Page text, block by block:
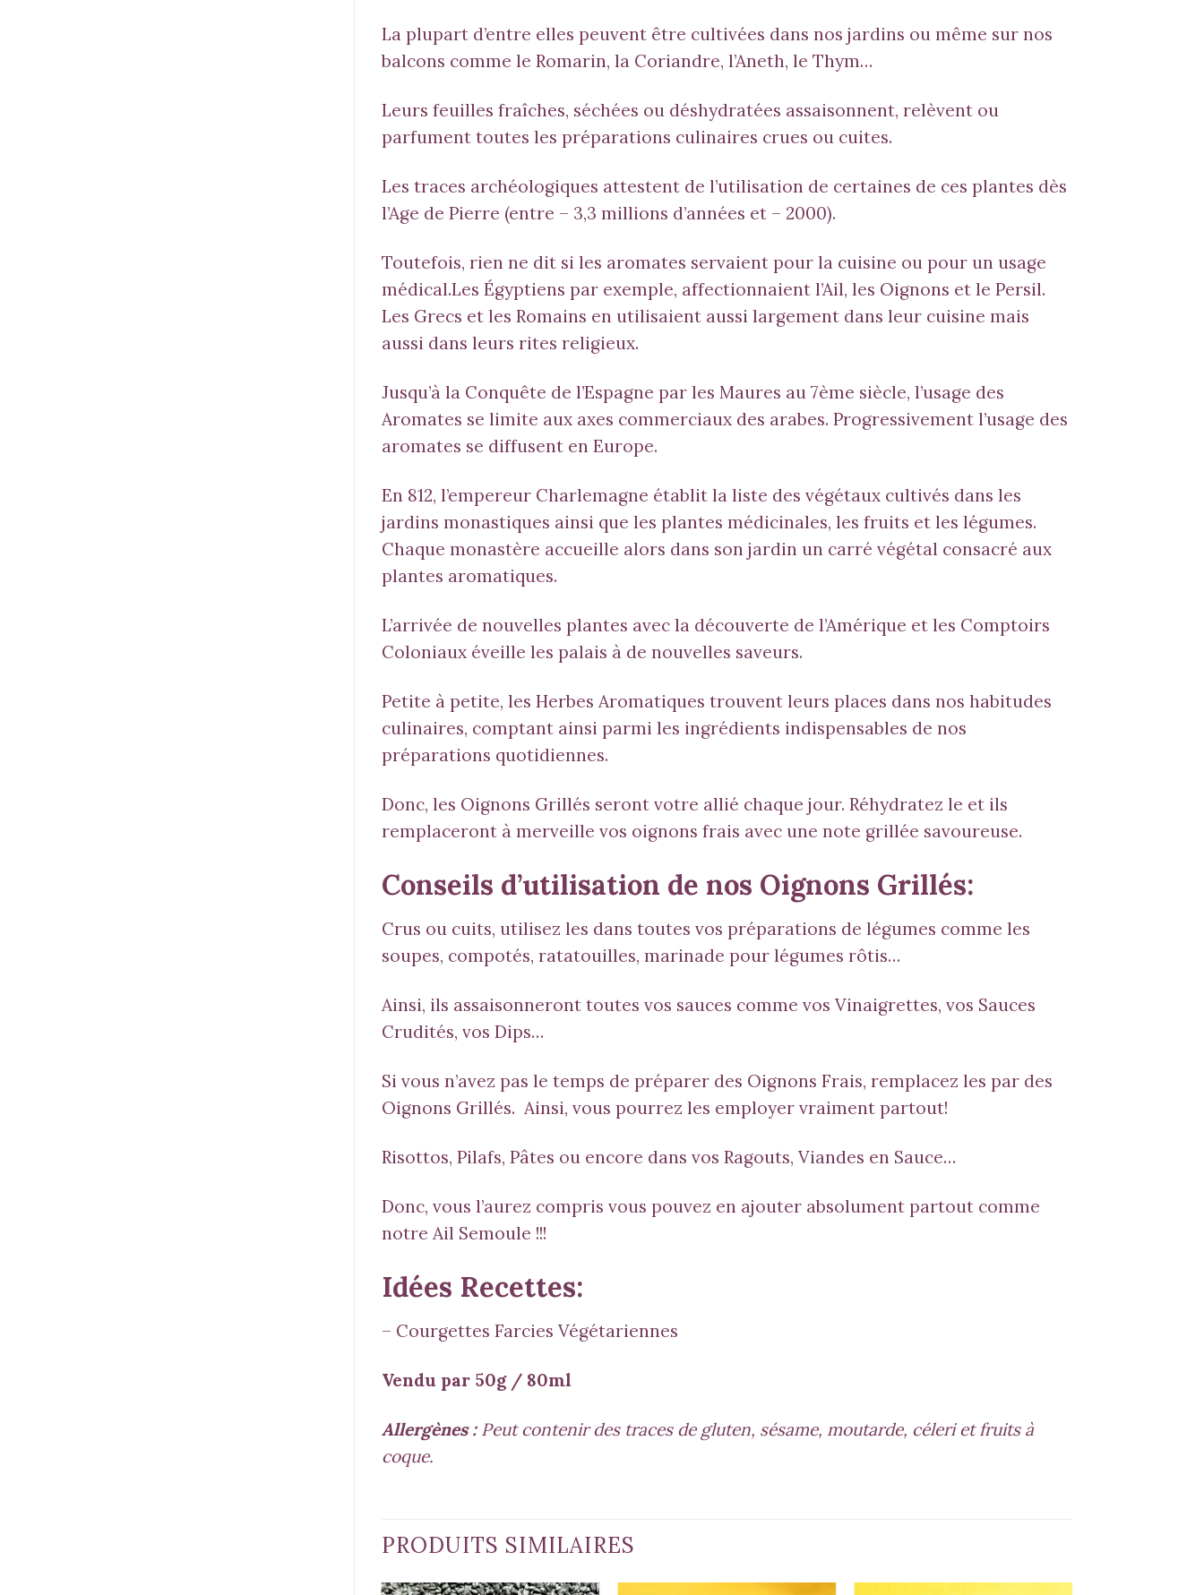
La plupart d’entre elles peuvent être cultivées dans nos jardins ou même sur nos
balcons comme le Romarin, la Coriandre, l’Aneth, le Thym…
Leurs feuilles fraîches, séchées ou déshydratées assaisonnent, relèvent ou
parfument toutes les préparations culinaires crues ou cuites.
Les traces archéologiques attestent de l’utilisation de certaines de ces plantes dès
l’Age de Pierre (entre – 3,3 millions d’années et – 2000).
Toutefois, rien ne dit si les aromates servaient pour la cuisine ou pour un usage
médical.Les Égyptiens par exemple, affectionnaient l’Ail, les Oignons et le Persil.
Les Grecs et les Romains en utilisaient aussi largement dans leur cuisine mais
aussi dans leurs rites religieux.
Jusqu’à la Conquête de l’Espagne par les Maures au 7ème siècle, l’usage des
Aromates se limite aux axes commerciaux des arabes. Progressivement l’usage des
aromates se diffusent en Europe.
En 812, l’empereur Charlemagne établit la liste des végétaux cultivés dans les
jardins monastiques ainsi que les plantes médicinales, les fruits et les légumes.
Chaque monastère accueille alors dans son jardin un carré végétal consacré aux
plantes aromatiques.
L’arrivée de nouvelles plantes avec la découverte de l’Amérique et les Comptoirs
Coloniaux éveille les palais à de nouvelles saveurs.
Petite à petite, les Herbes Aromatiques trouvent leurs places dans nos habitudes
culinaires, comptant ainsi parmi les ingrédients indispensables de nos
préparations quotidiennes.
Donc, les Oignons Grillés seront votre allié chaque jour. Réhydratez le et ils
remplaceront à merveille vos oignons frais avec une note grillée savoureuse.
Conseils d’utilisation de nos Oignons Grillés:
Crus ou cuits, utilisez les dans toutes vos préparations de légumes comme les
soupes, compotés, ratatouilles, marinade pour légumes rôtis…
Ainsi, ils assaisonneront toutes vos sauces comme vos Vinaigrettes, vos Sauces
Crudités, vos Dips…
Si vous n’avez pas le temps de préparer des Oignons Frais, remplacez les par des
Oignons Grillés. Ainsi, vous pourrez les employer vraiment partout!
Risottos, Pilafs, Pâtes ou encore dans vos Ragouts, Viandes en Sauce…
Donc, vous l’aurez compris vous pouvez en ajouter absolument partout comme
notre Ail Semoule !!!
Idées Recettes:
– Courgettes Farcies Végétariennes
Vendu par 50g / 80ml
Allergènes :Peut contenir des traces de gluten, sésame, moutarde, céleri et fruits à
coque.
PRODUITS SIMILAIRES